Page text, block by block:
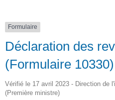
Formulaire
Déclaration des
(Formulaire 10330)
Vérifié le 17 avril 2023 - Direction de
(Première ministre)